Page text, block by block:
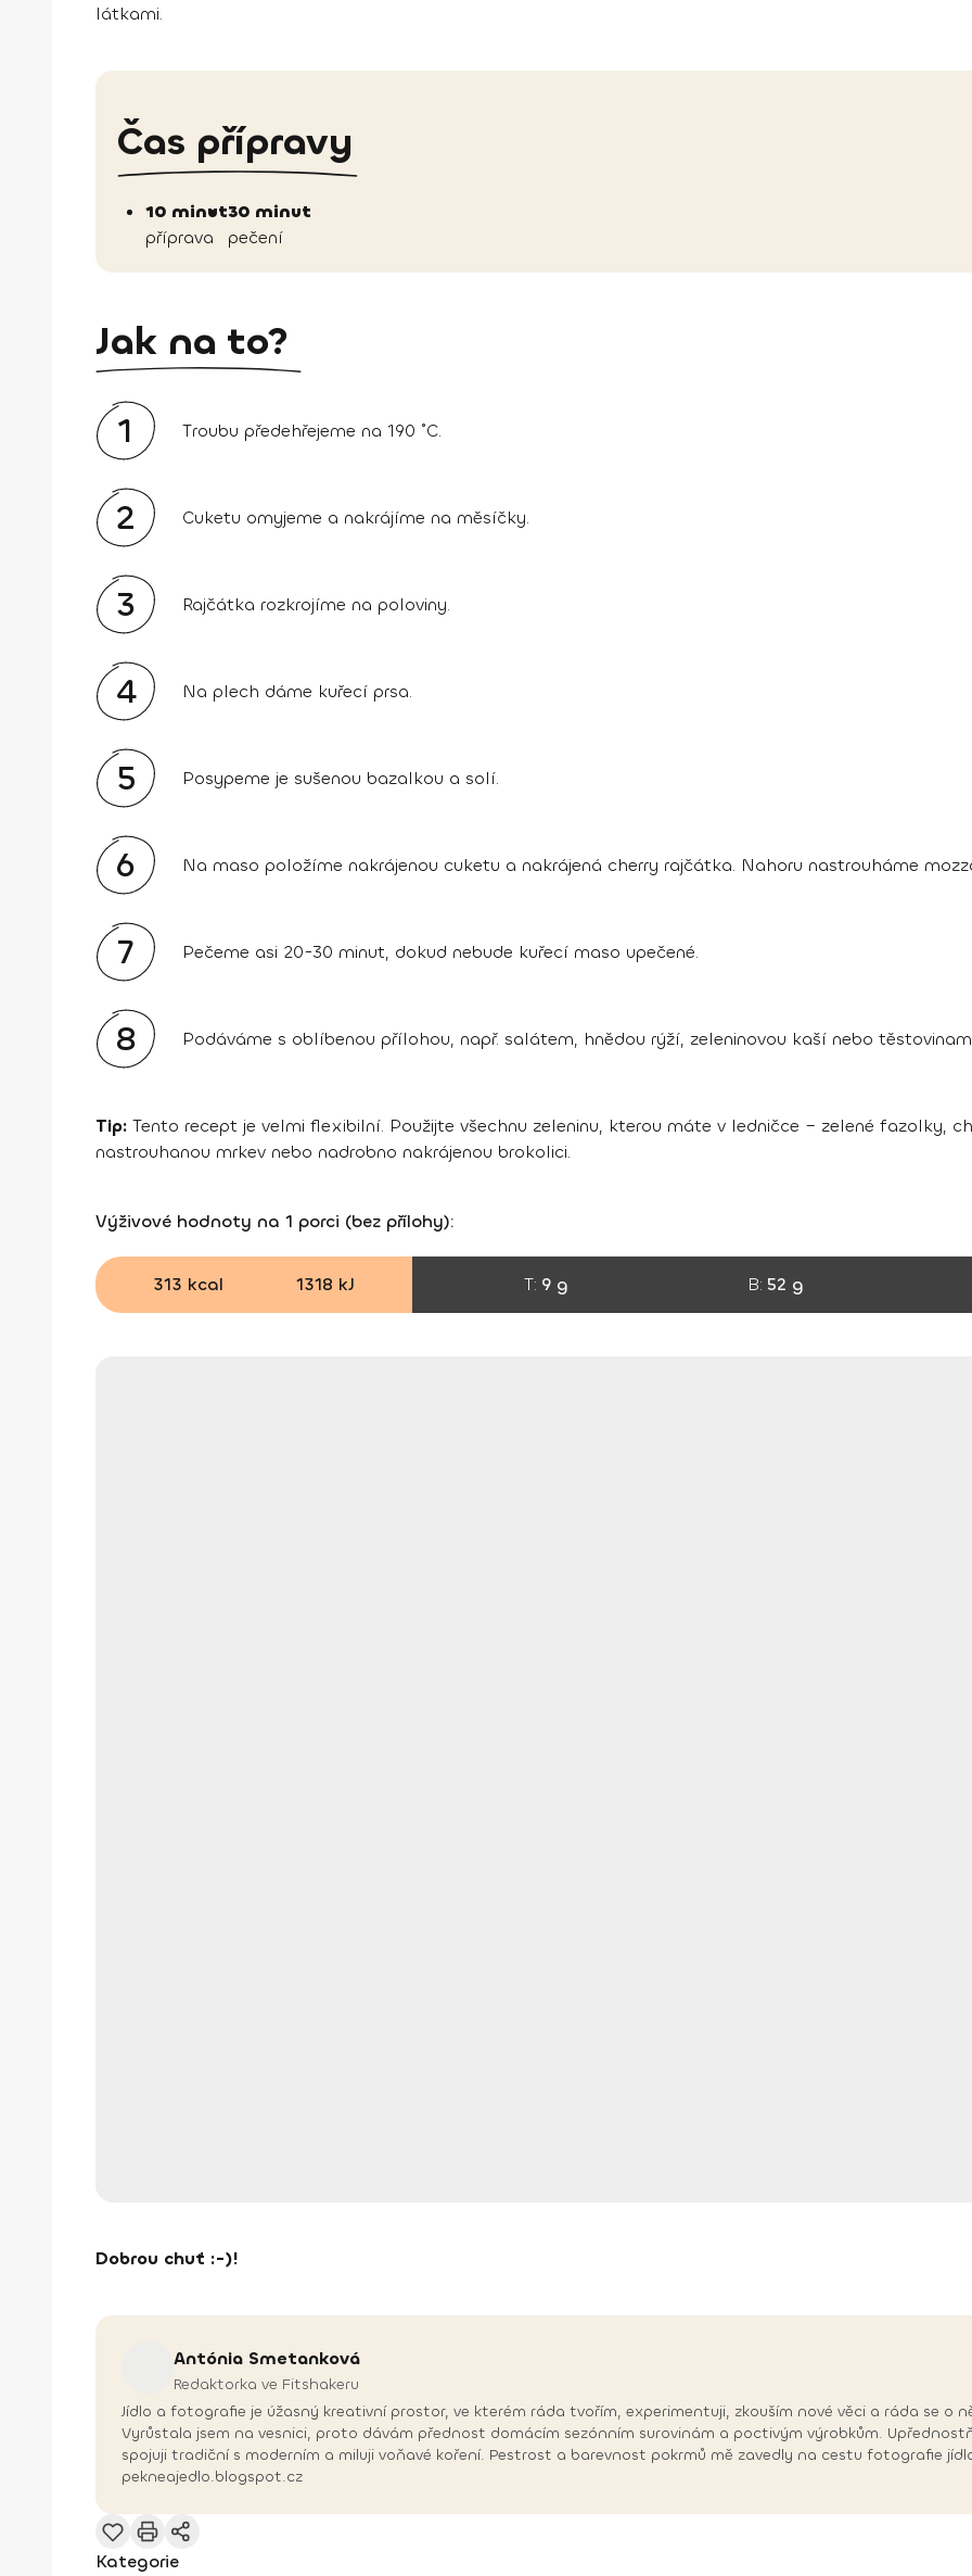
látkami.
Čas přípravy
10 minut
příprava
30 minut
pečení
Jak na to?
1 Troubu předehřejeme na 190 ˚C.
2 Cuketu omyjeme a nakrájíme na měsíčky.
3 Rajčátka rozkrojíme na poloviny.
4 Na plech dáme kuřecí prsa.
5 Posypeme je sušenou bazalkou a solí.
6 Na maso položíme nakrájenou cuketu a nakrájená cherry rajčátka. Nahoru nastrouháme
7 Pečeme asi 20-30 minut, dokud nebude kuřecí maso upečené.
8 Podáváme s oblíbenou přílohou, např. salátem, hnědou rýží, zeleninovou kaší nebo
Tip: Tento recept je velmi flexibilní. Použijte všechnu zeleninu, kterou máte v ledničce – zelené fazolky,
nastrouhanou mrkev nebo nadrobno nakrájenou brokolici.
Výživové hodnoty na 1 porci (bez přílohy):
313 kcal 1318 kJ T: 9 g B: 52 g
Dobrou chuť :-)!
Antónia Smetanková
Redaktorka ve Fitshakeru
Jídlo a fotografie je úžasný kreativní prostor, ve kterém ráda tvořím, experimentuji, zkouším nové věci a ráda se o
Vyrůstala jsem na vesnici, proto dávám přednost domácím sezónním surovinám a poctivým výrobkům.
spojuji tradiční s moderním a miluji voňavé koření. Pestrost a barevnost pokrmů mě zavedly na cestu fotografie
pekneajedlo.blogspot.cz
Kategorie